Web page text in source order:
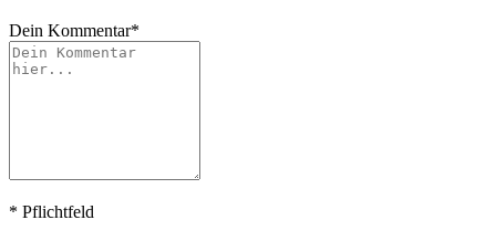
Dein Kommentar*
* Pflichtfeld